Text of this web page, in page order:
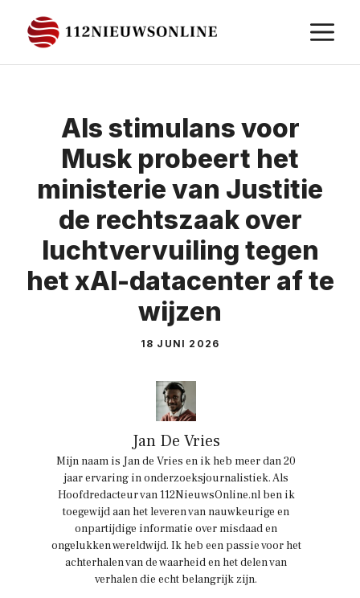
naar
de
Als stimulans voor
Musk probeert het
ministerie van Justitie
de rechtszaak over
luchtvervuiling tegen
het xAI-datacenter af te
wijzen
18 JUNI 2026
Jan De Vries
Mijn naam is Jan de Vries en ik heb meer dan 20
jaar ervaring in onderzoeksjournalistiek. Als
Hoofdredacteur van 112NieuwsOnline.nl ben ik
toegewijd aan het leveren van nauwkeurige en
onpartijdige informatie over misdaad en
ongelukken wereldwijd. Ik heb een passie voor het
achterhalen van de waarheid en het delen van
verhalen die echt belangrijk zijn.